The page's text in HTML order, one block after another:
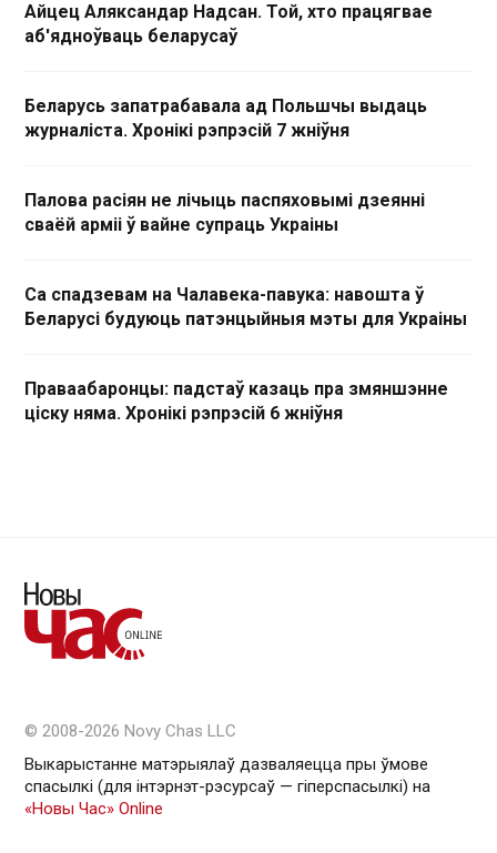
Айцец Аляксандар Надсан. Той, хто працягвае
аб'ядноўваць беларусаў
Беларусь запатрабавала ад Польшчы выдаць
журналіста. Хронікі рэпрэсій 7 жніўня
Палова расіян не лічыць паспяховымі дзеянні
сваёй арміі ў вайне супраць Украіны
Са спадзевам на Чалавека-павука: навошта ў
Беларусі будуюць патэнцыйныя мэты для Украіны
Праваабаронцы: падстаў казаць пра змяншэнне
ціску няма. Хронікі рэпрэсій 6 жніўня
© 2008-2026 Novy Chas LLC
Выкарыстанне матэрыялаў дазваляецца пры ўмове
спасылкі (для інтэрнэт-рэсурсаў — гiперспасылкi) на
«Новы Час» Online